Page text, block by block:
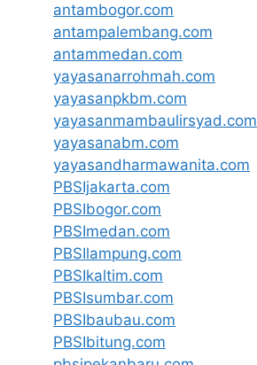
antambogor.com
antampalembang.com
antammedan.com
yayasanarrohmah.com
yayasanpkbm.com
yayasanmambaulirsyad.com
yayasanabm.com
yayasandharmawanita.com
PBSIjakarta.com
PBSIbogor.com
PBSImedan.com
PBSIlampung.com
PBSIkaltim.com
PBSIsumbar.com
PBSIbaubau.com
PBSIbitung.com